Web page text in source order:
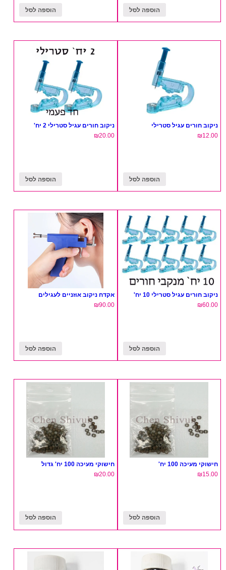
הוספה לסל הוספה לסל
ניקוב חורים עגיל סטרילי
₪12.00
הוספה לסל
ניקוב חורים עגיל סטרילי 2 יח'
₪20.00
הוספה לסל
ניקוב חורים עגיל סטרילי 10 יח'
₪60.00
הוספה לסל
אקדח ניקוב אוזניים לעגילים
₪90.00
הוספה לסל
חישוקי מעיכה 100 יח'
₪15.00
הוספה לסל
חישוקי מעיכה 100 יח' גדול
₪20.00
הוספה לסל